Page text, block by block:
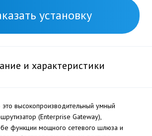
установку
и характеристики
высокопроизводительный умный
(Enterprise Gateway),
функции мощного сетевого шлюза и